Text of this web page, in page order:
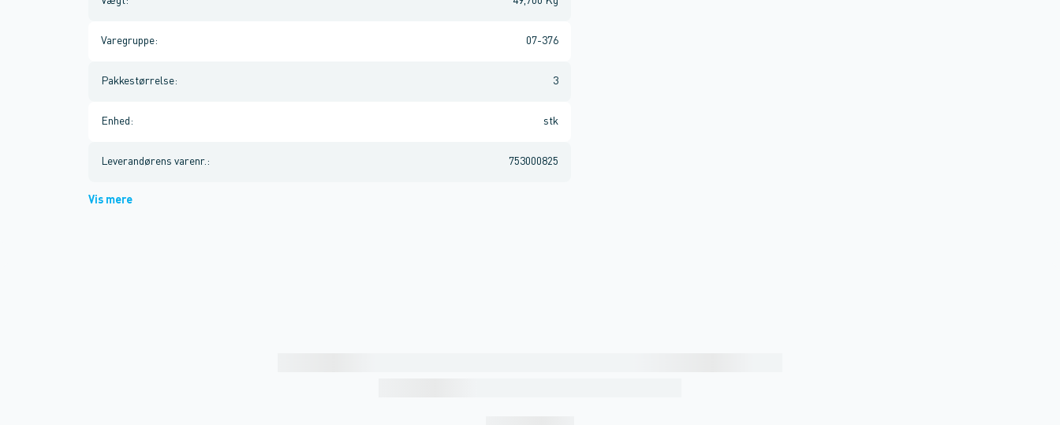
Varegruppe: 07-376
Pakkestørrelse: 3
Enhed : stk
Leverandørens varenr. : 753000825
Vis mere